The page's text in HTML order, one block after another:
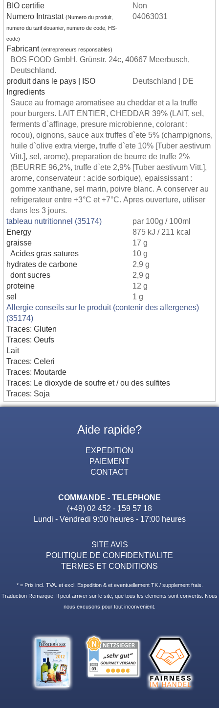
BIO certifie
Non
Numero Intrastat (Numero du produit,
numero du tarif douanier, numero de code, HS-
code)
04063031
Fabricant (entrepreneurs responsables)
BOS FOOD GmbH, Grünstr. 24c, 40667 Meerbusch,
Deutschland.
produit dans le pays | ISO
Deutschland | DE
Ingredients
Sauce au fromage aromatisee au cheddar et a la truffe
pour burgers. LAIT ENTIER, CHEDDAR 39% (LAIT, sel,
ferments d`affinage, presure microbienne, colorant :
rocou), oignons, sauce aux truffes d`ete 5% (champignons,
huile d`olive extra vierge, truffe d`ete 10% [Tuber aestivum
Vitt.], sel, arome), preparation de beurre de truffe 2%
(BEURRE 96,2%, truffe d`ete 2,9% [Tuber aestivum Vitt.],
arome, conservateur : acide sorbique), epaississant :
gomme xanthane, sel marin, poivre blanc. A conserver au
refrigerateur entre +3°C et +7°C. Apres ouverture, utiliser
dans les 3 jours.
tableau nutritionnel (35174)
par 100g / 100ml
Energy
875 kJ / 211 kcal
graisse
17 g
Acides gras satures
10 g
hydrates de carbone
2,9 g
dont sucres
2,9 g
proteine
12 g
sel
1 g
Allergie conseils sur le produit (contenir des allergenes)
(35174)
Traces: Gluten
Traces: Oeufs
Lait
Traces: Celeri
Traces: Moutarde
Traces: Le dioxyde de soufre et / ou des sulfites
Traces: Soja
Aide rapide?
EXPEDITION
PAIEMENT
CONTACT
COMMANDE - TELEPHONE
(+49) 02 452 - 159 57 18
Lundi - Vendredi 9:00 heures - 17:00 heures
SITE AVIS
POLITIQUE DE CONFIDENTIALITE
TERMES ET CONDITIONS
* = Prix incl. TVA. et excl. Expedition & et eventuellement TK / supplement frais.
Traduction Remarque: Il peut arriver sur le site, que tous les elements sont convertis. Nous
nous excusons pour tout inconvenient.